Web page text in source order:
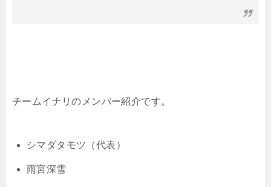
チームイナリのメンバー紹介です。
シマダタモツ（代表）
雨宮深雪